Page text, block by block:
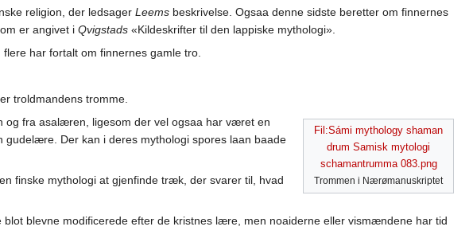
religion, der ledsager Leems beskrivelse. Ogsaa denne sidste beretter om finnernes
er angivet i Qvigstads «Kildeskrifter til den lappiske mythologi».
flere har fortalt om finnernes gamle tro.
troldmandens tromme.
Fil:Sámi mythology shaman
drum Samisk mytologi
schamantrumma 083.png
Trommen i Nærømanuskriptet
og fra asalæren, ligesom der vel ogsaa har været en
gudelære. Der kan i deres mythologi spores laan baade
finske mythologi at gjenfinde træk, der svarer til, hvad
blevne modificerede efter de kristnes lære, men noaiderne eller vismændene har tid